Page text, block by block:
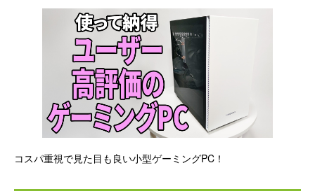
コスパ重視で見た目も良い小型ゲーミングPC！